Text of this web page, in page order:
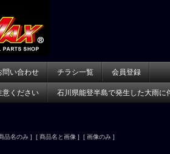
問い合わせ チラシ一覧 会員登録
意ください 石川県能登半島で発生した大雨に
品名のみ ] [ 商品名と画像 ] [ 画像のみ ]